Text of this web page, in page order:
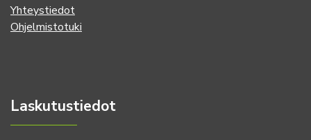
Yhteystiedot
Ohjelmistotuki
Laskutustiedot